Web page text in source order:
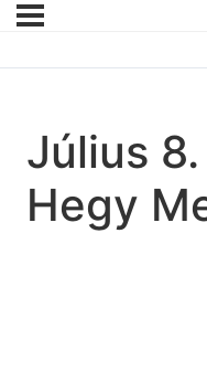
Július
Hegy